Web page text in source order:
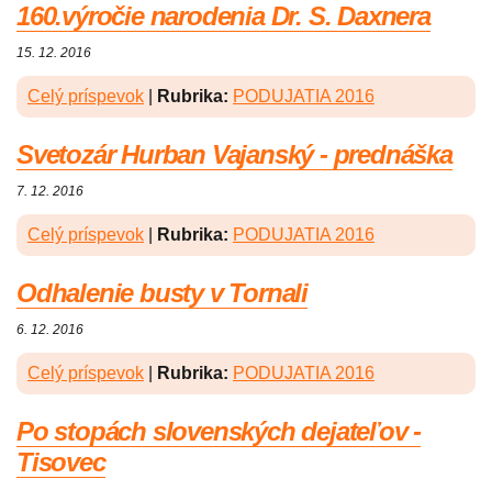
160.výročie narodenia Dr. S. Daxnera
15. 12. 2016
Celý príspevok Rubrika: PODUJATIA 2016
Svetozár Hurban Vajanský - prednáška
7. 12. 2016
Celý príspevok Rubrika: PODUJATIA 2016
Odhalenie busty v Tornali
6. 12. 2016
Celý príspevok Rubrika: PODUJATIA 2016
Po stopách slovenských dejateľov -
Tisovec